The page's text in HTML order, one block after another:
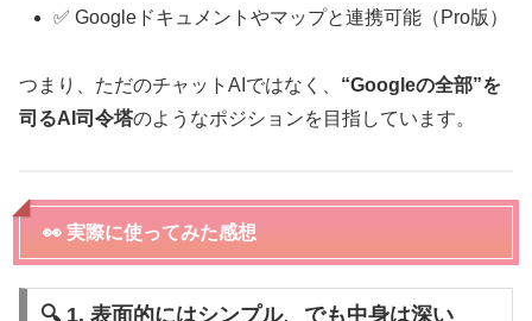
✅ Googleドキュメントやマップと連携可能（Pro版）
つまり、ただのチャットAIではなく、 “Googleの全部”を
司るAI司令塔のようなポジションを目指しています。
👀 実際に使ってみた感想
🔍 1. 表面的にはシンプル、でも中身は深い